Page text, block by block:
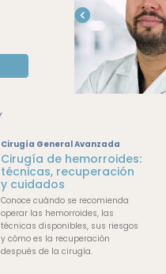
Gastrointestinal
Cirugía General
AGENDA AHORA
Cirugía General Avanzada
Cirugía de hemorroides:
técnicas, recuperación
y cuidados
Conoce cuándo se recomienda
operar las hemorroides, las
técnicas disponibles, sus riesgos
y cómo es la recuperación
después de la cirugía.